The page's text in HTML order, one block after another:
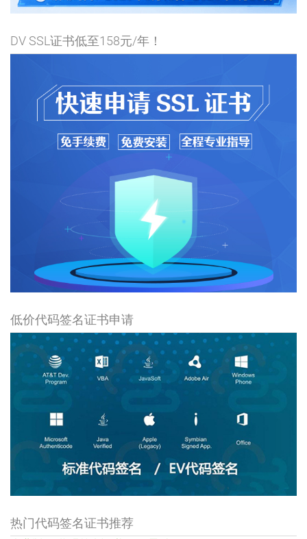
DV SSL证书低至158元/年！
低价代码签名证书申请
热门代码签名证书推荐